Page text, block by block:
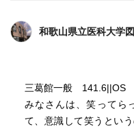
和歌山県立医科大学
三葛館一般 141.6||OS
みなさんは、笑ってら
て、意識して笑うとい